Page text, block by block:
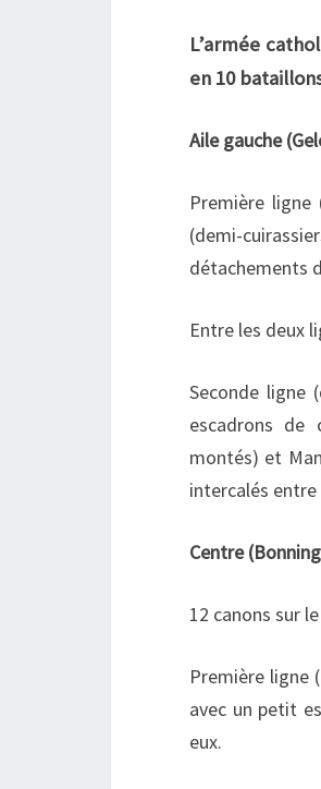
L’armée
en 10
Aile gauche
Première
(demi-
détachements
Entre les deux
Seconde ligne
escadrons de
montés) et
intercalés entre
Centre
12 canons sur
Première ligne
avec un petit
eux.